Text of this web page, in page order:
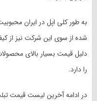
به طور کلی اپل در ایران
شده از سوی این شرکت نیز از
دلیل قیمت بسیار بالای
را دارد.
در ادامه آخرین لیست قیمت